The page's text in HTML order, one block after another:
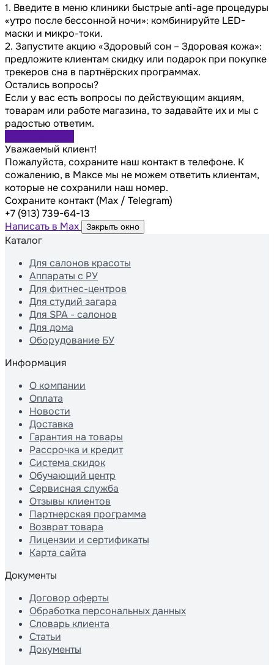
1. Введите в меню клиники быстрые anti-age процедуры
«утро после бессонной ночи»: комбинируйте LED-
маски и микро-токи.
2. Запустите акцию «Здоровый сон – Здоровая кожа»:
предложите клиентам скидку или подарок при покупке
трекеров сна в партнёрских программах.
Остались вопросы?
Если у вас есть вопросы по действующим акциям,
товарам или работе магазина, то задавайте их и мы с
радостью ответим.
Уважаемый клиент!
Пожалуйста, сохраните наш контакт в телефоне. К
сожалению, в Максе мы не можем ответить клиентам,
которые не сохранили наш номер.
Сохраните контакт (Max / Telegram)
+7 (913) 739-64-13
Написать в Max
Закрыть окно
Каталог
Для салонов красоты
Аппараты с РУ
Для фитнес-центров
Для студий загара
Для SPA - салонов
Для дома
Оборудование БУ
Информация
О компании
Оплата
Новости
Доставка
Гарантия на товары
Рассрочка и кредит
Система скидок
Обучающий центр
Сервисная служба
Отзывы клиентов
Партнерская программа
Возврат товара
Лицензии и сертификаты
Карта сайта
Документы
Договор оферты
Обработка персональных данных
Словарь клиента
Статьи
Документы